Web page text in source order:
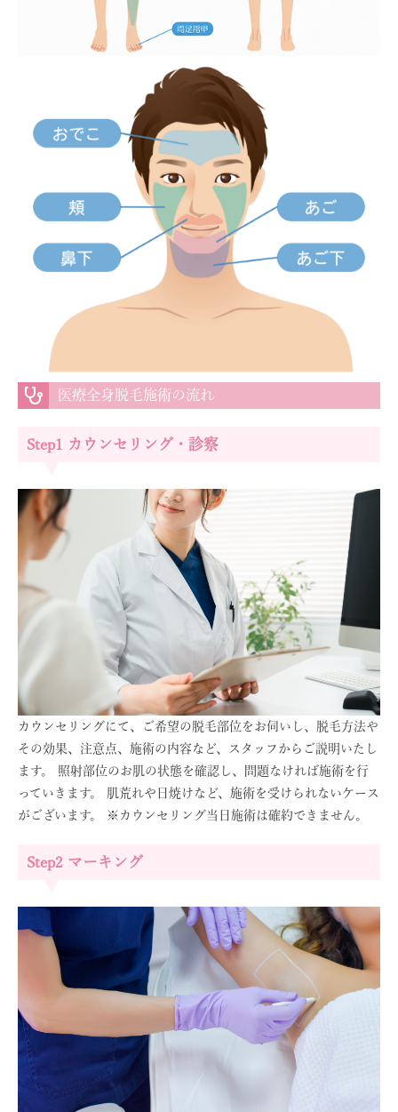
医療全身脱毛施術の流れ
Step1 カウンセリング・診察
カウンセリングにて、ご希望の脱毛部位をお伺いし、脱毛方法や
その効果、注意点、施術の内容など、スタッフからご説明いたし
ます。 照射部位のお肌の状態を確認し、問題なければ施術を行
っていきます。 肌荒れや日焼けなど、施術を受けられないケース
がございます。
※カウンセリング当日施術は確約できません。
Step2 マーキング